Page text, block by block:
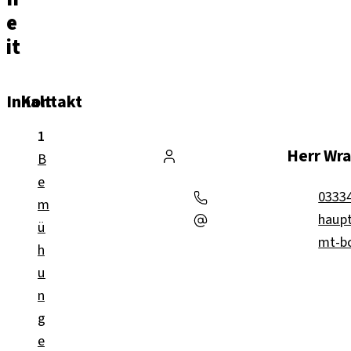
e
it
Inhalt
B
e
m
ü
h
u
n
g
e
Kontakt
Herr
mt-